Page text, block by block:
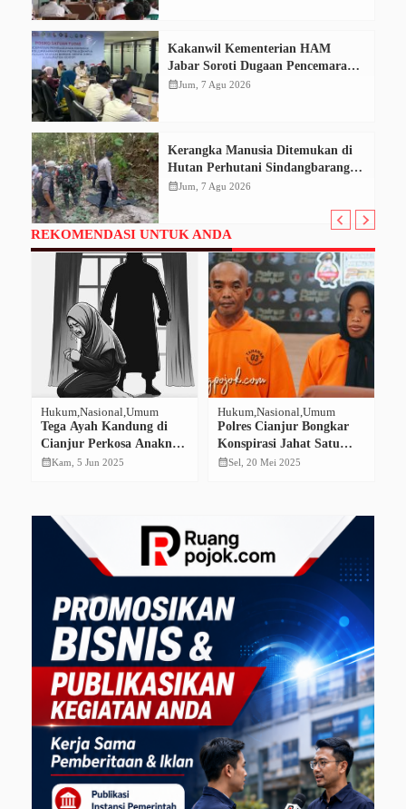
Kakanwil Kementerian HAM
Jabar Soroti Dugaan Pencemaran
Sungai Cikeas, Dinilai Ancam Hak
calendar_monthJum, 7 Agu 2026
Kerangka Manusia Ditemukan di
Hutan Perhutani Sindangbarang,
Polisi Selidiki Identitas Korban
calendar_monthJum, 7 Agu 2026
REKOMENDASI UNTUK ANDA
Hukum Nasional Umum
Tega Ayah Kandung di
Cianjur Perkosa Anaknya
Belasan Kali
calendar_monthKam, 5 Jun 2025
Hukum Nasional Umum
Polres Cianjur Bongkar
Konspirasi Jahat Satu
Keluarga dalam Kasus
calendar_monthSel, 20 Mei 2025